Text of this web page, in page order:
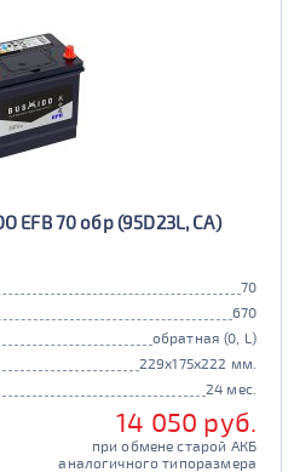
EFB 70 обр (95D23L, CA)
70
670
обратная (0, L)
229x175x222 мм.
24 мес.
14 050 руб.
при обмене старой АКБ
аналогичного типоразмера